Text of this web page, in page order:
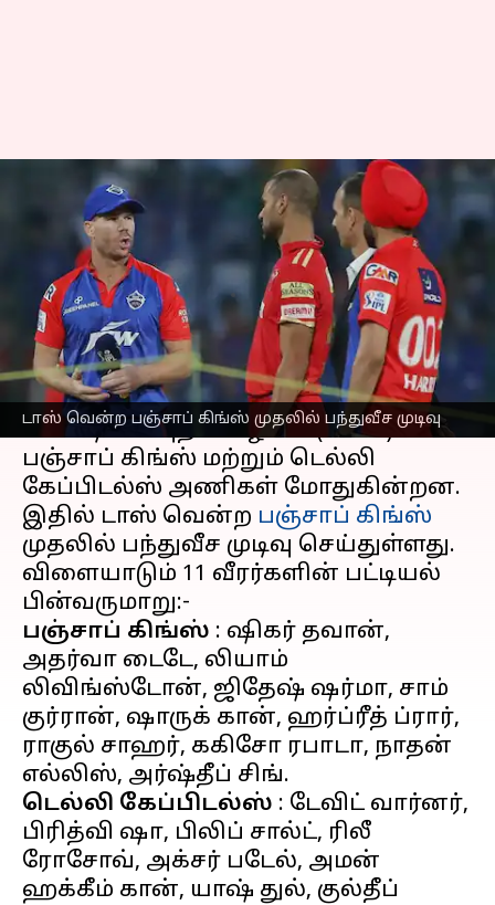
டாஸ் வென்ற பஞ்சாப் கிங்ஸ் முதலில் பந்துவீச முடிவு
பிபிகேஎஸ் vs டிசி : டாஸ்
வென்ற பஞ்சாப் கிங்ஸ்
முதலில் பந்துவீச முடிவு!
எழுதியவர் Sekar Chinnappan May 17, 2023 07:24 pm
செய்தி முன்னோட்டம்
ஐபிஎல் 2023தொடரின் 64வது
போட்டியில் புதன்கிழமை (மே 17)
பஞ்சாப் கிங்ஸ் மற்றும் டெல்லி
கேப்பிடல்ஸ் அணிகள் மோதுகின்றன.
இதில் டாஸ் வென்ற பஞ்சாப் கிங்ஸ்
முதலில் பந்துவீச முடிவு செய்துள்ளது.
விளையாடும் 11 வீரர்களின் பட்டியல்
பஞ்சாப் கிங்ஸ் : ஷிகர் தவான்,
அதர்வா டைடே, லியாம்
லிவிங்ஸ்டோன், ஜிதேஷ் ஷர்மா, சாம்
குர்ரான், ஷாருக் கான், ஹர்ப்ரீத் ப்ரார்,
ராகுல் சாஹர், ககிசோ ரபாடா, நாதன்
டெல்லி கேப்பிடல்ஸ் : டேவிட் வார்னர்,
பிரித்வி ஷா, பிலிப் சால்ட், ரிலீ
ரோசோவ், அக்சர் படேல், அமன்
ஹக்கீம் கான், யாஷ் துல், குல்தீப்